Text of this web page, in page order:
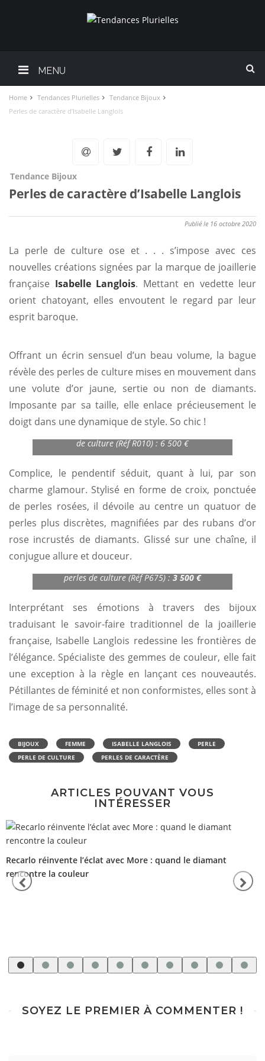
MENU
Home Tendances Plurielles
Tendance Bijoux
Perles de caractère d’Isabelle Langlois
Tendance Bijoux
Perles de caractère d’Isabelle Langlois
Publié le 16 octobre 2020
La perle de culture ose et . . . s’impose avec ces
nouvelles créations signées par la marque de joaillerie
française Isabelle Langlois. Mettant en vedette leur
orient chatoyant, elles envoutent le regard par leur
esprit baroque.
Offrant un écrin sensuel d’un beau volume, la bague
révèle des perles de culture mises en mouvement dans
une volute d’or jaune, sertie ou non de diamants.
Imposante par sa taille, elle enlace précieusement le
doigt dans une dynamique de style. So chic !
de culture (Réf R010) : 6 500 €
Complice, le pendentif séduit, quant à lui, par son
charme glamour. Stylisé en forme de croix, ponctuée
de perles rosées, il dévoile au centre un quatuor de
perles plus discrètes, magnifiées par des rubans d’or
rose incrustés de diamants. Glissé sur une chaîne, il
conjugue allure et douceur.
perles de culture (Réf P675) :3 500 €
Interprétant ses émotions à travers des bijoux
traduisant le savoir-faire traditionnel de la joaillerie
française, Isabelle Langlois redessine les frontières de
l’élégance. Spécialiste des gemmes de couleur, elle fait
une exception à la règle en lançant ces nouveautés.
Pétillantes de féminité et non conformistes, elles sont à
l’image de sa personnalité.
BIJOUX FEMME ISABELLE LANGLOIS
PERLE
PERLE DE CULTURE
PERLES DE CARACTÈRE
ARTICLES POUVANT VOUS
INTÉRESSER
Recarlo réinvente l’éclat avec More : quand le diamant
rencontre la couleur
SOYEZ LE PREMIER À COMMENTER !